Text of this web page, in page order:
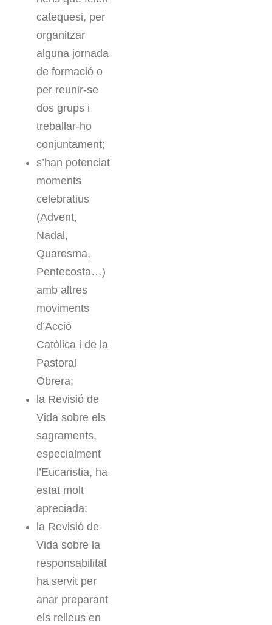
catequesi, per
organitzar
alguna jornada
de formació o
per reunir-se
dos grups i
treballar-ho
conjuntament;
s’han potenciat
moments
celebratius
(Advent,
Nadal,
Quaresma,
Pentecosta…)
amb altres
moviments
d’Acció
Catòlica i de la
Pastoral
Obrera;
la Revisió de
Vida sobre els
sagraments,
especialment
l’Eucaristia, ha
estat molt
apreciada;
la Revisió de
Vida sobre la
responsabilitat
ha servit per
anar preparant
els relleus en